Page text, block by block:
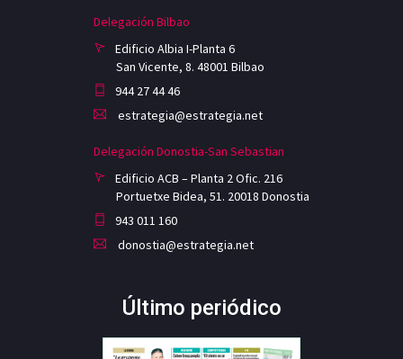
Delegación Bilbao
Edificio Albia I-Planta 6
San Vicente, 8. 48001 Bilbao
944 27 44 46
estrategia@estrategia.net
Delegación Donostia-San Sebastian
Edificio ACB – Planta 2 Ofic. 216
Portuetxe Bidea, 51. 20018 Donostia
943 011 160
donostia@estrategia.net
Último periódico